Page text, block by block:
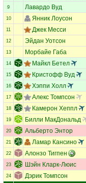
9 Лавардо Вуд
10 Янник Лоусон
11 Джек Месси
12 Эйдан Уотсон
13 Морбайе Габа
14 Майкл Бетел
15 Кристофф Вуд
16 Хэппи Холл
17 Алекс Томпсон
18 Камерон Хеппл
19 Билли МакДональд
20 Альберто Энтор
21 Ламар Кансино
22 Алонзо Тигпен
23 Шэйн Кларк-Люис
24 Дэрик Томпсон